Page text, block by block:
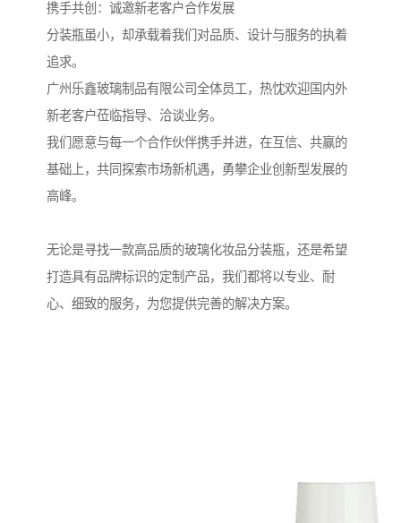
携手共创：诚邀新老客户合作发展
分装瓶虽小，却承载着我们对品质、设计与服务的执着
追求。
广州乐鑫玻璃制品有限公司全体员工，热忱欢迎国内外
新老客户莅临指导、洽谈业务。
我们愿意与每一个合作伙伴携手并进，在互信、共赢的
基础上，共同探索市场新机遇，勇攀企业创新型发展的
高峰。
无论是寻找一款高品质的玻璃化妆品分装瓶，还是希望
打造具有品牌标识的定制产品，我们都将以专业、耐
心、细致的服务，为您提供完善的解决方案。